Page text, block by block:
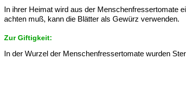
In ihrer Heimat wird aus der Menschenfressertomate
achten muß, kann die Blätter als Gewürz verwenden.
Zur Giftigkeit:
In der Wurzel der Menschenfressertomate wurden